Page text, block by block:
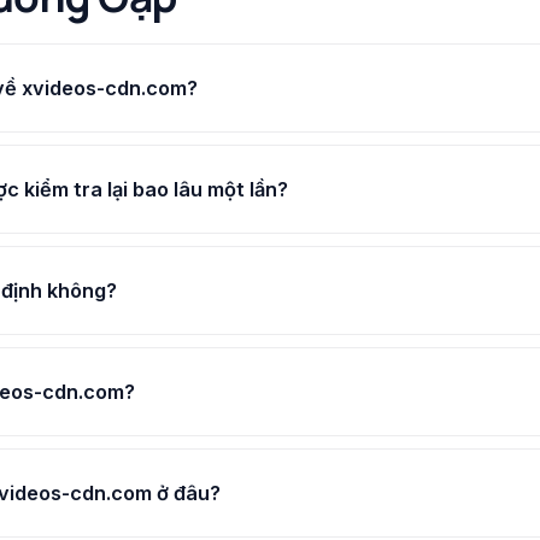
xvideos-cdn.com?
kiểm tra lại bao lâu một lần?
không?
cdn.com?
cdn.com ở đâu?